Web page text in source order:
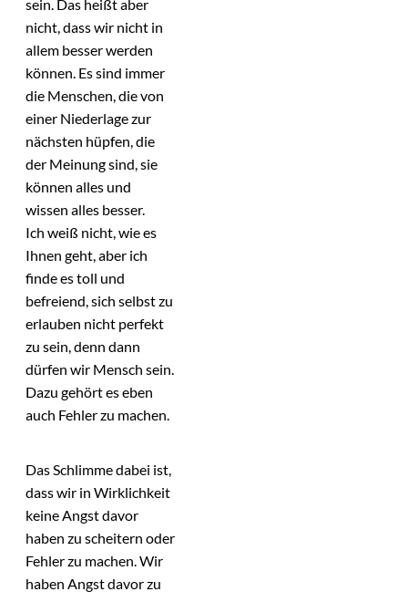
sein. Das heißt aber
nicht, dass wir nicht in
allem besser werden
können. Es sind immer
die Menschen, die von
einer Niederlage zur
nächsten hüpfen, die
der Meinung sind, sie
können alles und
wissen alles besser.
Ich weiß nicht, wie es
Ihnen geht, aber ich
finde es toll und
befreiend, sich selbst zu
erlauben nicht perfekt
zu sein, denn dann
dürfen wir Mensch sein.
Dazu gehört es eben
auch Fehler zu machen.
Das Schlimme dabei ist,
dass wir in Wirklichkeit
keine Angst davor
haben zu scheitern oder
Fehler zu machen. Wir
haben Angst davor zu